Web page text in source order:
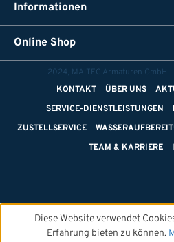
Informationen
Online Shop
2024, MAITEC Armaturen GmbH
KONTAKT
ÜBER UNS
SERVICE-DIENSTLEISTUNGEN
ZUSTELLSERVICE
TEAM & KARRIERE
Diese Website verwendet
Erfahrung bieten zu können.